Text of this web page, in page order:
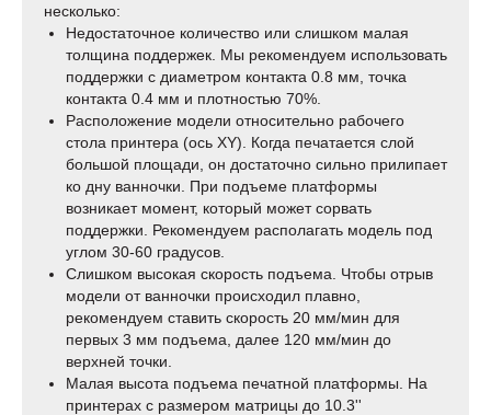
несколько:
Недостаточное количество или слишком малая
толщина поддержек. Мы рекомендуем использовать
поддержки с диаметром контакта 0.8 мм, точка
контакта 0.4 мм и плотностью 70%.
Расположение модели относительно рабочего
стола принтера (ось XY). Когда печатается слой
большой площади, он достаточно сильно прилипает
ко дну ванночки. При подъеме платформы
возникает момент, который может сорвать
поддержки. Рекомендуем располагать модель под
углом 30-60 градусов.
Слишком высокая скорость подъема. Чтобы отрыв
модели от ванночки происходил плавно,
рекомендуем ставить скорость 20 мм/мин для
первых 3 мм подъема, далее 120 мм/мин до
верхней точки.
Малая высота подъема печатной платформы. На
принтерах с размером матрицы до 10.3''